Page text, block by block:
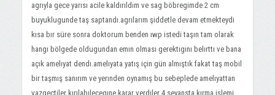
agrıyla gece yarısı acile kaldırıldım ve sag böbregimde 2 cm
buyuklugunde taş saptandı.agrılarım şiddetle devam etmekteydi
kısa bır süre sonra doktorum benden ıwp istedi taşın tam olarak
hangı bölgede oldugundan emın olması gerektıgını belırttı ve bana
açık amelıyat dendı.amelıyata yatış için gün almıştık fakat taş mobil
bir taşmış sanırım ve yerınden oynamış bu sebeplede amelıyattan
vazgeçtiler kırılabılecegıne karar verdıler 4 seyansta kırma işlemi